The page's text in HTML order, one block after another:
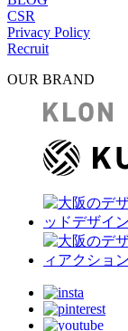
CSR
Privacy Policy
Recruit
OUR BRAND